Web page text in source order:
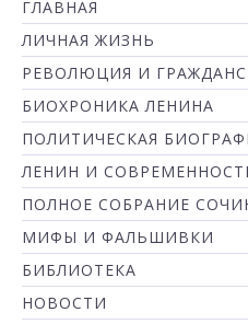
ГЛАВНАЯ
ЛИЧНАЯ ЖИЗНЬ
РЕВОЛЮЦИЯ И
БИОХРОНИКА ЛЕНИНА
ПОЛИТИЧЕСКАЯ
ЛЕНИН И
ПОЛНОЕ СОБРАНИЕ
МИФЫ И ФАЛЬШИВКИ
БИБЛИОТЕКА
НОВОСТИ